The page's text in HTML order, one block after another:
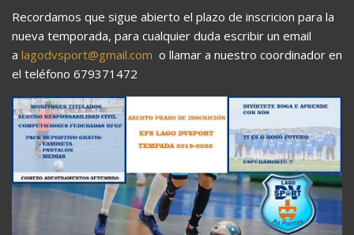
Recordamos que sigue abierto el plazo de inscricion para la
nueva temporada, para cualquier duda escribir un email
a lagodvsport@gmail.com o llamar a nuestro coordinador en
el teléfono 679371472